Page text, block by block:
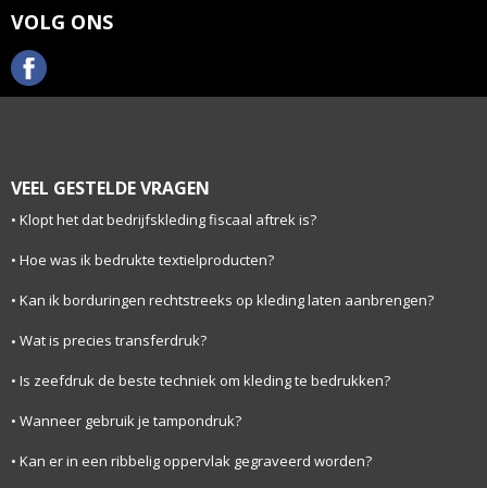
VOLG ONS
VEEL GESTELDE VRAGEN
Klopt het dat bedrijfskleding fiscaal aftrek is?
Hoe was ik bedrukte textielproducten?
Kan ik borduringen rechtstreeks op kleding laten aanbrengen?
Wat is precies transferdruk?
Is zeefdruk de beste techniek om kleding te bedrukken?
Wanneer gebruik je tampondruk?
Kan er in een ribbelig oppervlak gegraveerd worden?